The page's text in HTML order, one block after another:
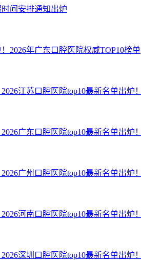
时间安排通知出炉
2026年广东口腔医院权威TOP10榜单
江苏口腔医院top10最新名单出炉！
广东口腔医院top10最新名单出炉！
广州口腔医院top10最新名单出炉！
河南口腔医院top10最新名单出炉！
深圳口腔医院top10最新名单出炉！